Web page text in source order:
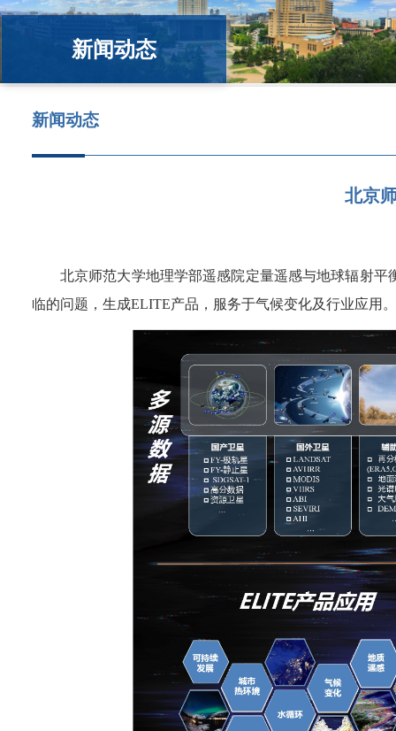
新闻动态
新闻动态
北京
北京师范大学地理学部遥感院定量遥感与地球辐射
临的问题，生成ELITE产品，服务于气候变化及行业应用。